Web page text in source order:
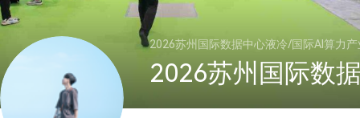
2026苏州国际数据中心液冷/国际AI算力
2026苏州国际数